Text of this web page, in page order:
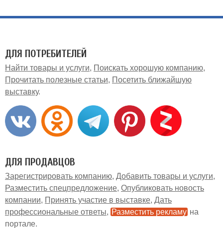
ДЛЯ ПОТРЕБИТЕЛЕЙ
Найти товары и услуги
Поискать хорошую компанию
Прочитать полезные статьи
Посетить ближайшую
выставку
ДЛЯ ПРОДАВЦОВ
Зарегистрировать компанию Добавить товары и услуги
Разместить спецпредложение Опубликовать новость
компании
Принять участие в выставке Дать
профессиональные ответы
Разместить рекламу на
портале